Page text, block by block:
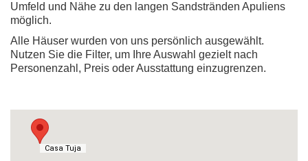
Umfeld und Nähe zu den langen Sandstränden Apuliens
möglich.
Alle Häuser wurden von uns persönlich ausgewählt.
Nutzen Sie die Filter, um Ihre Auswahl gezielt nach
Personenzahl, Preis oder Ausstattung einzugrenzen.
Casa Tuja
Casa Tuja